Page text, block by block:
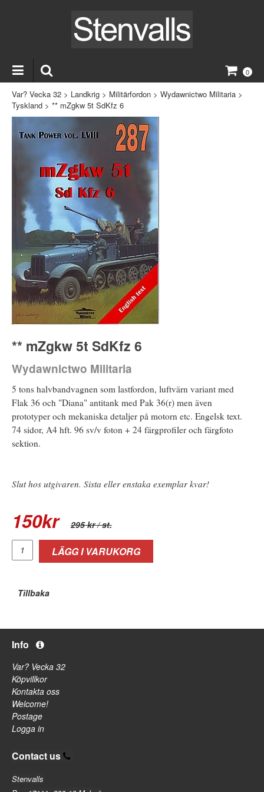
0
Var? Vecka 32 > Landkrig > Militärfordon > Wydawnictwo Militaria >
Tyskland > ** mZgkw 5t SdKfz 6
** mZgkw 5t SdKfz 6
Wydawnictwo Militaria
5 tons halvbandvagnen som lastfordon, luftvärn variant med
Flak 36 och "Diana" antitank med Pak 36(r) men även
prototyper och mekaniska detaljer på motorn etc. Engelsk text.
74 sidor, A4 hft. 96 sv/v foton + 24 färgprofiler och färgfoto
sektion.
Slut hos utgivaren. Sista eller enstaka exemplar kvar!
150kr 295 kr/ st.
LÄGG I VARUKORG
Tillbaka
Info
Var? Vecka 32
Köpvillkor
Kontakta oss
Welcome!
Postage
Logga in
Contact us
Stenvalls